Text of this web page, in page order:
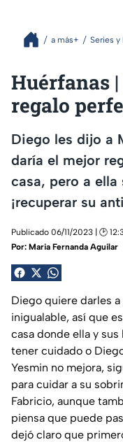
a más+ Series y
Huérfanas
regalo
Diego les dijo a
daría el mejor
casa, pero a
¡recuperar su
Publicado 06/11/2023 | 🕑
Por: Maria Fernanda Aguilar
Diego quiere darles
inigualable, así que
casa donde ella y
tener cuidado o
Yesmin no mejora,
para cuidar a su
Fabricio, aunque
piensa que puede
dejó claro que